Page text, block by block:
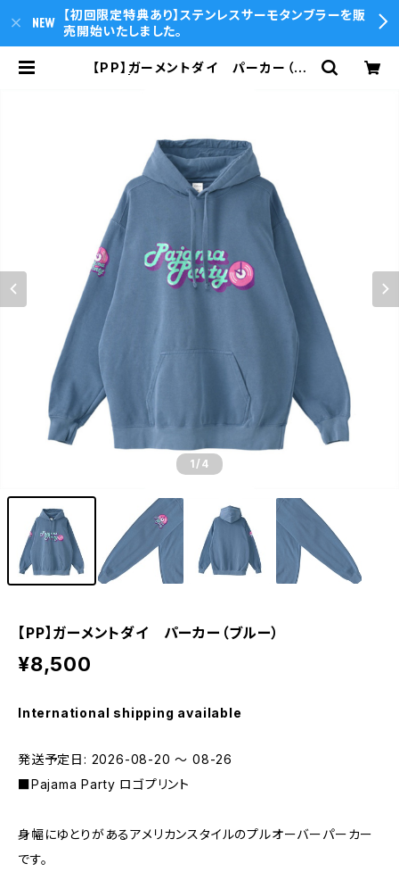
【初回限定特典あり】ステンレスサーモタンブラーを販
売開始いたしました。
【PP】ガーメントダイ パーカー（ブ
1 /4
【PP】ガーメントダイ パーカー（ブルー）
¥8,500
International shipping available
発送予定日: 2026-08-20 〜 08-26
■Pajama Party ロゴプリント
身幅にゆとりがあるアメリカンスタイルのプルオーバーパーカー
です。